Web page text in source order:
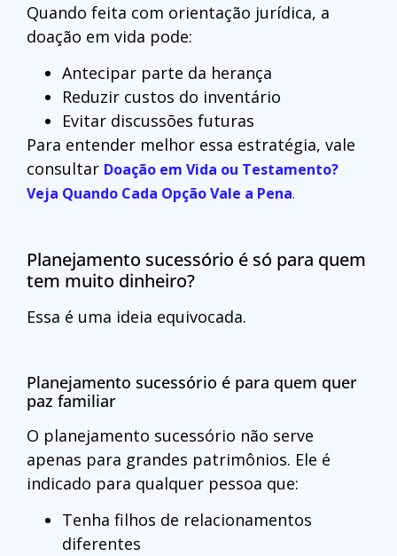
Quando feita com orientação jurídica, a
doação em vida pode:
Antecipar parte da herança
Reduzir custos do inventário
Evitar discussões futuras
Para entender melhor essa estratégia, vale
consultar Doação em Vida ou Testamento?
Veja Quando Cada Opção Vale a Pena.
Planejamento sucessório é só para quem
tem muito dinheiro?
Essa é uma ideia equivocada.
Planejamento sucessório é para quem quer
paz familiar
O planejamento sucessório não serve
apenas para grandes patrimônios. Ele é
indicado para qualquer pessoa que:
Tenha filhos de relacionamentos
diferentes